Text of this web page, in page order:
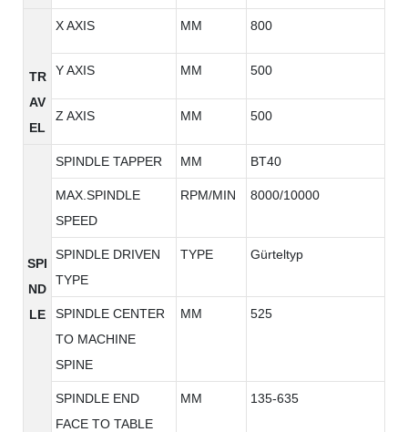
TR
AV
EL
X AXIS MM 800
Y AXIS MM 500
Z AXIS MM 500
SPI
ND
LE
SPINDLE TAPPER MM BT40
MAX.SPINDLE
SPEED
RPM/MIN 8000/10000
SPINDLE DRIVEN
TYPE
TYPE Gürteltyp
SPINDLE CENTER
TO MACHINE
SPINE
MM 525
SPINDLE END
FACE TO TABLE
MM 135-635